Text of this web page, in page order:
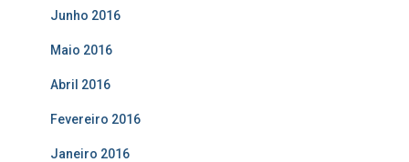
Junho 2016
Maio 2016
Abril 2016
Fevereiro 2016
Janeiro 2016